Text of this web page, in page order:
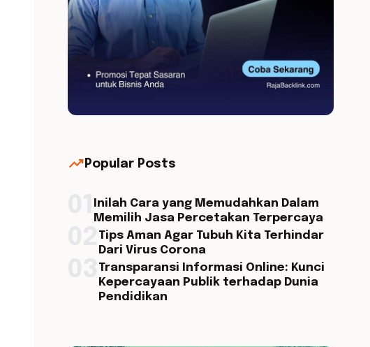
trending_up Popular Posts
Inilah Cara yang Memudahkan Dalam
Memilih Jasa Percetakan Terpercaya
Tips Aman Agar Tubuh Kita Terhindar
Dari Virus Corona
Transparansi Informasi Online: Kunci
Kepercayaan Publik terhadap Dunia
Pendidikan